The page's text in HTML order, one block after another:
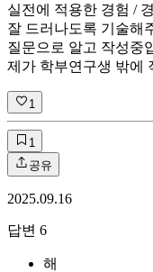
실전에 적용한 경험 /
잘 드러나도록 기술해
질문으로 알고 작성중
제가 학부연구생 밖에
1
1
공유
2025.09.16
답변 6
해